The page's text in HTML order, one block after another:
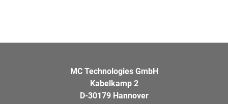
MC Technologies GmbH
Kabelkamp 2
D-30179 Hannover